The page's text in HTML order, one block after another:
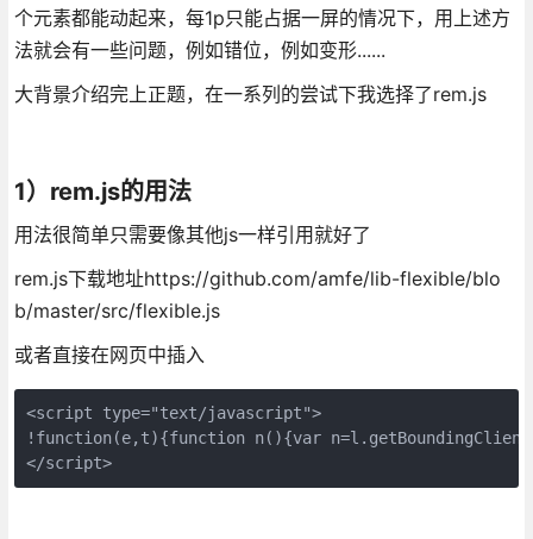
个元素都能动起来，每1p只能占据一屏的情况下，用上述方
法就会有一些问题，例如错位，例如变形......
大背景介绍完上正题，在一系列的尝试下我选择了rem.js
1）rem.js的用法
用法很简单只需要像其他js一样引用就好了
rem.js下载地址https://github.com/amfe/lib-flexible/blo
b/master/src/flexible.js
或者直接在网页中插入
<script type="text/javascript">
!function(e,t){function n(){var
</script>